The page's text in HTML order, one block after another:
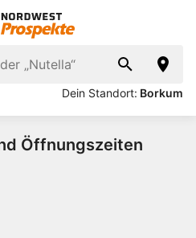
Dein Standort: Borkum
Öffnungszeiten